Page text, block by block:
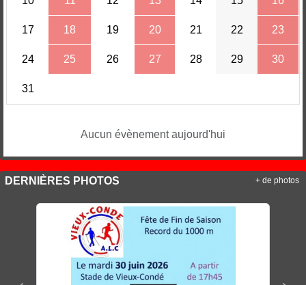
17 18 19 20 21 22 23
24 25 26 27 28 29 30
31
Aucun évènement aujourd'hui
DERNIÈRES PHOTOS + de photos